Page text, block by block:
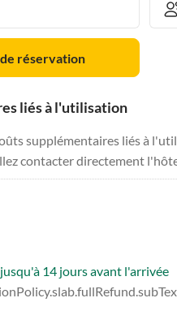
réservation
liés à l'utilisation
supplémentaires liés à
contacter directement
14 jours avant l'arrivée